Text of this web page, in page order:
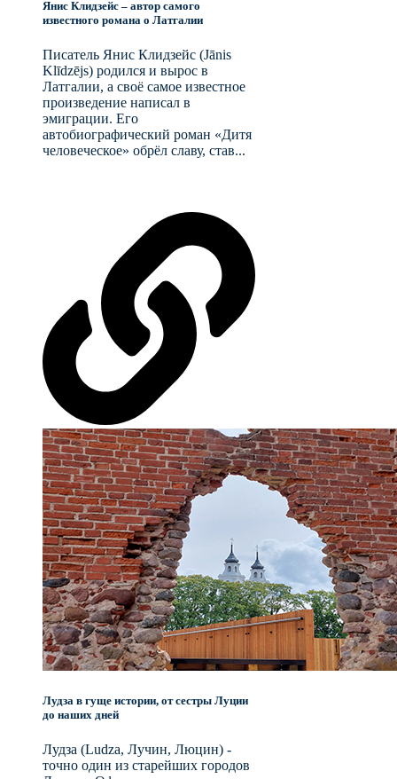
Янис Клидзейс – автор самого
известного романа о Латгалии
Писатель Янис Клидзейс (Jānis
Klīdzējs) родился и вырос в
Латгалии, а своё самое известное
произведение написал в
эмиграции. Его
автобиографический роман «Дитя
человеческое» обрёл славу, став...
Лудза в гуще истории, от сестры Луции
до наших дней
Лудза (Ludza, Лучин, Люцин) -
точно один из старейших городов